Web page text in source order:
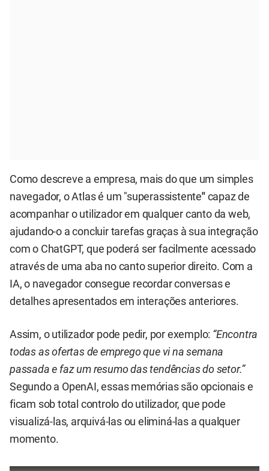
Como descreve a empresa, mais do que um simples
navegador, o Atlas é um "superassistente"capaz de
acompanhar o utilizador em qualquer canto da web,
ajudando-o a concluir tarefas graças à sua integração
com o ChatGPT, que poderá ser facilmente acessado
através de uma aba no canto superior direito. Com a
IA, o navegador consegue recordar conversas e
detalhes apresentados em interações anteriores.
Assim, o utilizador pode pedir, por exemplo: “Encontra
todas as ofertas de emprego que vi na semana
passada e faz um resumo das tendências do setor.”
Segundo a OpenAI, essas memórias são opcionais e
ficam sob total controlo do utilizador, que pode
visualizá-las, arquivá-las ou eliminá-las a qualquer
momento.